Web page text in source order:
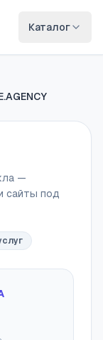
Каталог
—
сайты под